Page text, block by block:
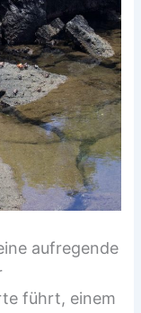
aufregende
führt, einem